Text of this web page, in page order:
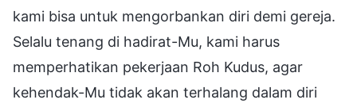
kami bisa untuk mengorbankan diri demi gereja.
Selalu tenang di hadirat-Mu, kami harus
memperhatikan pekerjaan Roh Kudus, agar
kehendak-Mu tidak akan terhalang dalam diri